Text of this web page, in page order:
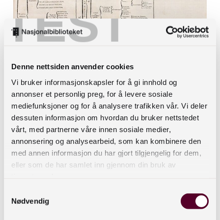
TEST
Denne nettsiden anvender cookies
Vi bruker informasjonskapsler for å gi innhold og
annonser et personlig preg, for å levere sosiale
mediefunksjoner og for å analysere trafikken vår. Vi deler
dessuten informasjon om hvordan du bruker nettstedet
vårt, med partnerne våre innen sosiale medier,
annonsering og analysearbeid, som kan kombinere den
med annen informasjon du har gjort tilgjengelig for dem,
eller som de har samlet inn gjennom din bruk av
Nødvendig
Kunnskapstreet fra innledningen til Diderot og
Med utgangspunkt i Bacons teorier, Diderot og